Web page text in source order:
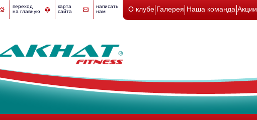
переход
на главную
карта
сайта
написать
нам
О клубе Галерея Наша команда Акции